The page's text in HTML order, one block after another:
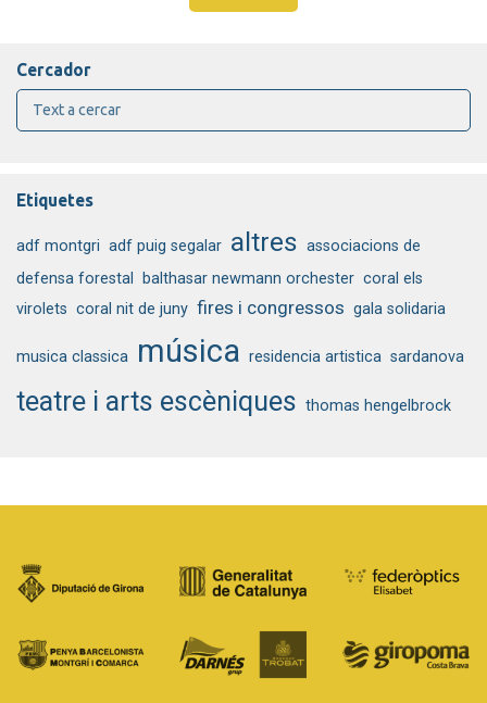
Cercador
Etiquetes
adf montgri adf puig segalar altres associacions de
defensa forestal
balthasar newmann orchester coral els
virolets coral nit de juny fires i congressos gala solidaria
musica classica música residencia artistica sardanova
teatre i arts escèniques thomas hengelbrock